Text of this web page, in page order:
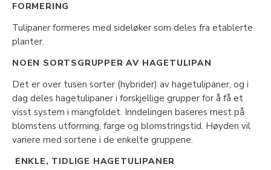
FORMERING
Tulipanerformeres med sideløker som deles fra etablerte
planter.
NOEN SORTSGRUPPER AV HAGETULIPAN
Det er over tusen sorter (hybrider) av hagetulipaner, og i
dag deles hagetulipaner i forskjellige grupper for å få et
visst system i mangfoldet. Inndelingen baseres mest på
blomstens utforming, farge og blomstringstid. Høyden vil
variere med sortene i de enkelte gruppene.
ENKLE, TIDLIGE HAGETULIPANER